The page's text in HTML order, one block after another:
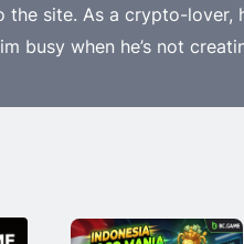
site. As a crypto-
busy when he’s not